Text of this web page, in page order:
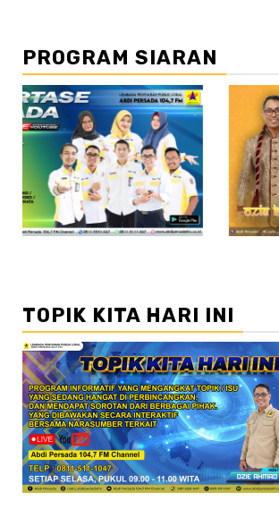
PROGRAM SIARAN
//2
TOPIK KITA HARI INI